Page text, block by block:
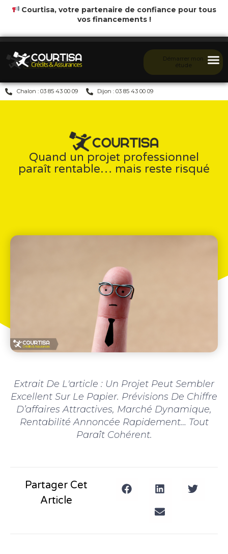
Courtisa, votre partenaire de confiance pour tous
vos financements !
Démarrer mon
étude
Chalon : 03 85 43 00 09 Dijon : 03 85 43 00 09
Quand un projet professionnel
paraît rentable… mais reste risqué
Extrait De L'article : Un Projet Peut Sembler
Excellent Sur Le Papier. Prévisions De Chiffre
D’affaires Attractives, Marché Dynamique,
Rentabilité Annoncée Rapidement… Tout
Paraît Cohérent.
Partager Cet
Article